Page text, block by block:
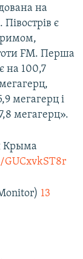
на
є
FM. Перша
на 100,7
мегагерц і
мегагерц».
Крыма
13